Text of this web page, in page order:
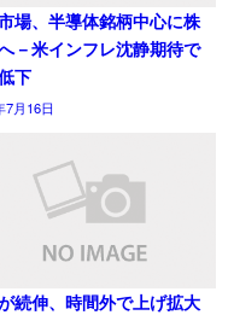
場、半導体銘柄中心に株
－米インフレ沈静期待で
下
7月16日
続伸、時間外で上げ拡大